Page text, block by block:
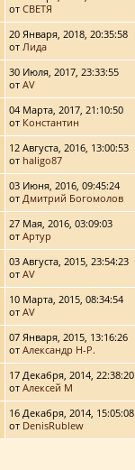
от СВЕТЯ
20 Января, 2018, 20:35:58
от Лида
30 Июля, 2017, 23:33:55
от AV
04 Марта, 2017, 21:10:50
от Константин
12 Августа, 2016, 13:00:53
от haligo87
03 Июня, 2016, 09:45:24
от Дмитрий Богомолов
27 Мая, 2016, 03:09:03
от Артур
03 Августа, 2015, 23:54:23
от AV
10 Марта, 2015, 08:34:54
от AV
07 Января, 2015, 13:16:26
от Александр Н-Р.
17 Декабря, 2014, 22:38:20
от Алексей М
16 Декабря, 2014, 15:05:08
от DenisRublew